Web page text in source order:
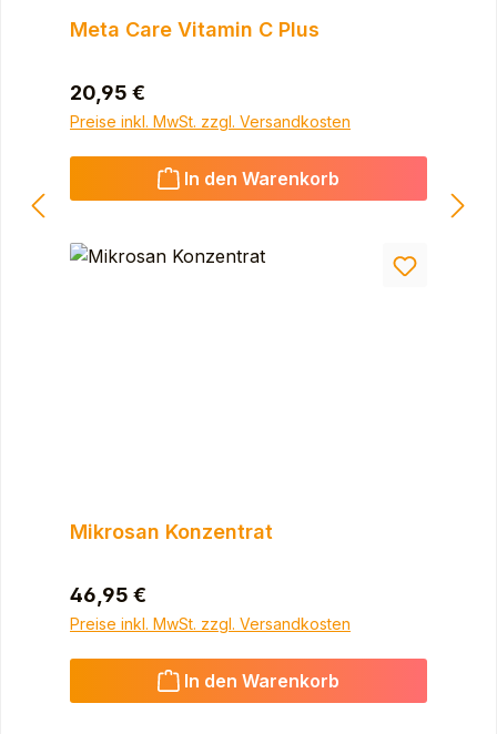
Meta Care Vitamin C Plus
Regulärer Preis:
20,95 €
Preise inkl. MwSt. zzgl. Versandkosten
In den Warenkorb
Mikrosan Konzentrat
Regulärer Preis:
46,95 €
Preise inkl. MwSt. zzgl. Versandkosten
In den Warenkorb